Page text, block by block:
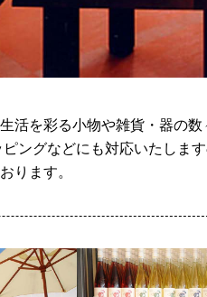
活を彩る小物や雑貨・器の
ングなどにも対応いたしま
ります。